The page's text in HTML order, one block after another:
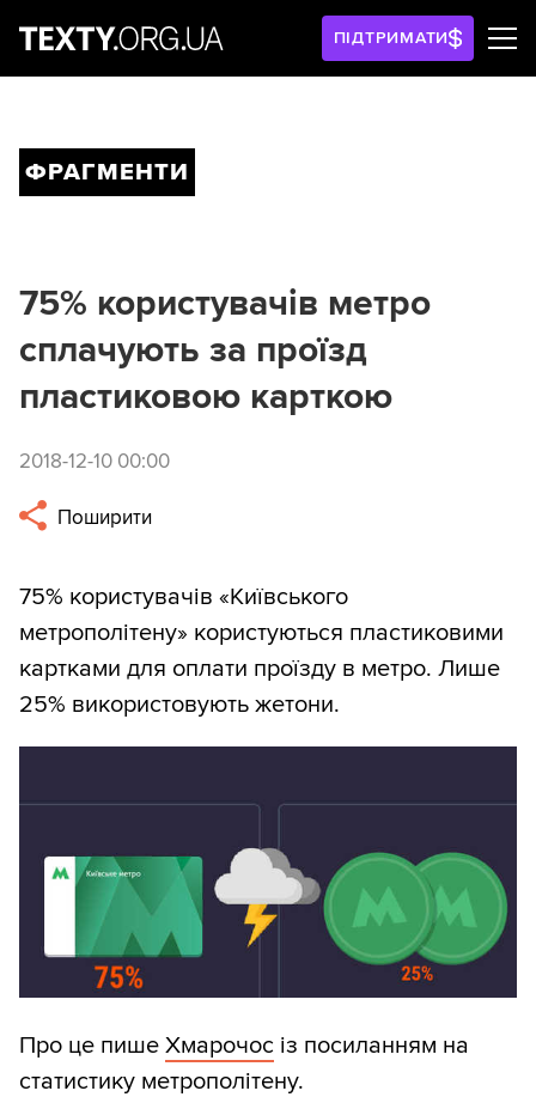
ПІДТРИМАТИ
ФРАГМЕНТИ
75% користувачів метро
сплачують за проїзд
пластиковою карткою
2018-12-10 00:00
Поширити
75% користувачів «Київського
метрополітену» користуються пластиковими
картками для оплати проїзду в метро. Лише
25% використовують жетони.
Про це пише Хмарочос із посиланням на
статистику метрополітену.